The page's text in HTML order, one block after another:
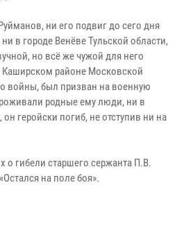
ни его подвиг до сего дня
в городе Венёве Тульской области,
но всё же чужой для него
районе Московской
войны, был призван на военную
родные ему люди, ни в
геройски погиб, не отступив ни на
гибели старшего сержанта П.В.
на поле боя».